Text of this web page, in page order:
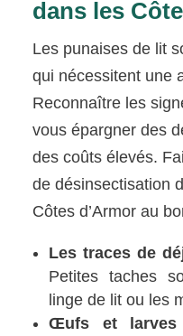
dans les
Les punaises de lit
qui nécessitent une
Reconnaître les
vous épargner des
des coûts élevés.
de désinsectisation
Côtes d’Armor au
Les traces de
Petites taches
linge de lit ou les
Œufs et